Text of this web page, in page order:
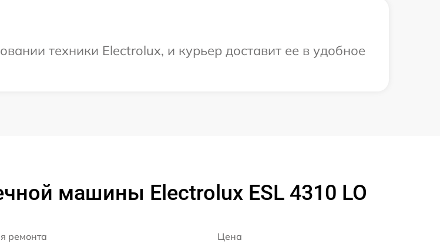
техники Electrolux, и курьер доставит ее в удобное
машины Electrolux ESL 4310 LO
ремонта Цена